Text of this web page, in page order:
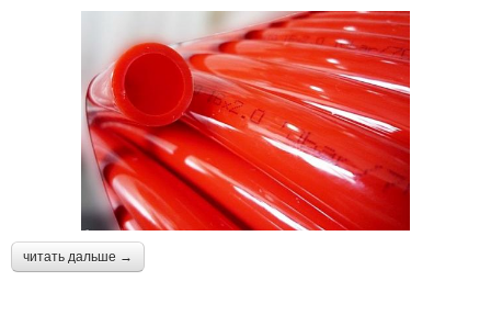
читать дальше →